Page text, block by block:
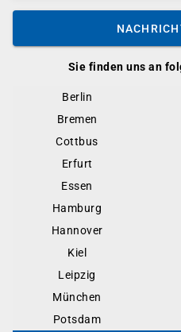
Sie finden uns an
Berlin
Bremen
Cottbus
Erfurt
Essen
Hamburg
Hannover
Kiel
Leipzig
München
Potsdam